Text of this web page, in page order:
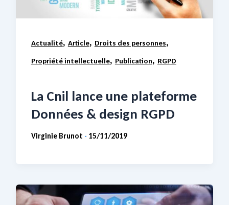
Actualité, Article, Droits des personnes,
Propriété intellectuelle, Publication, RGPD
La Cnil lance une plateforme
Données & design RGPD
Virginie Brunot - 15/11/2019